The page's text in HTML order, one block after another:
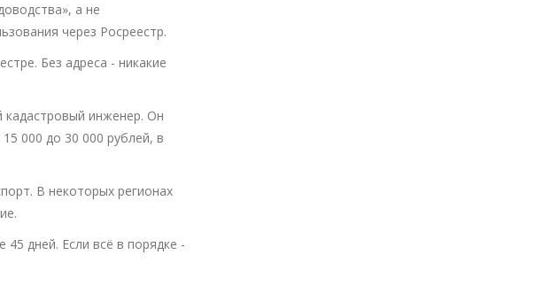
а не
через Росреестр.
Без адреса - никакие
кадастровый инженер. Он
000 до 30 000 рублей, в
В некоторых регионах
дней. Если всё в порядке -